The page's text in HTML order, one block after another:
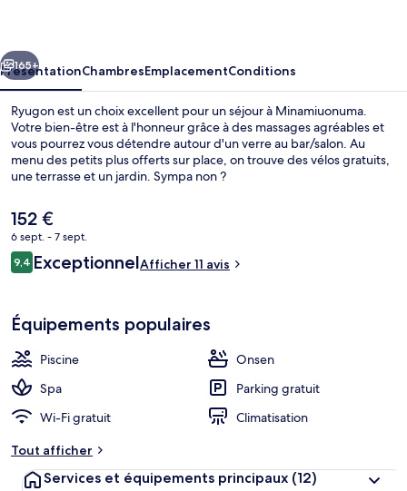
Villa Luxe, non-fumeurs | Couette
Suivant
165+
PrésentationChambresEmplacementConditions
Ryugon est un choix excellent pour un séjour à Minamiuonuma.
Votre bien-être est à l'honneur grâce à des massages agréables et
vous pourrez vous détendre autour d'un verre au bar/salon. Au
menu des petits plus offerts sur place, on trouve des vélos gratuits,
une terrasse et un jardin. Sympa non ?
Le
prix
actuel
est
152 €
6 sept. - 7 sept.
Avis
voyageurs
9,49,4 sur 10
ExceptionnelAfficher 11 avis
Équipements populaires
Piscine
Onsen
Spa
Parking gratuit
Wi-Fi gratuit
Climatisation
Tout afficher
Services et équipements principaux (12)